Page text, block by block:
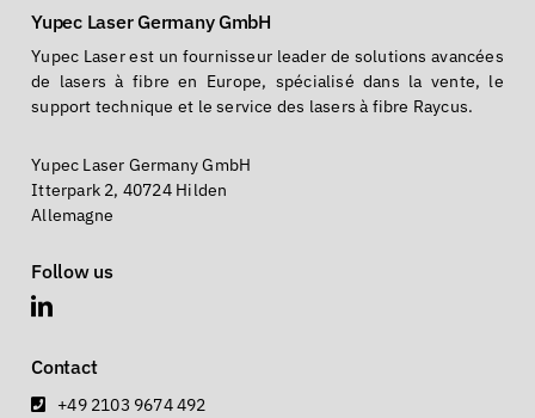
Yupec Laser Germany GmbH
Yupec Laser est un fournisseur leader de solutions avancées
de lasers à fibre en Europe, spécialisé dans la vente, le
support technique et le service des lasers à fibre Raycus.
Yupec Laser Germany GmbH
Itterpark 2, 40724 Hilden
Allemagne
Follow us
Contact
+49 2103 9674 492